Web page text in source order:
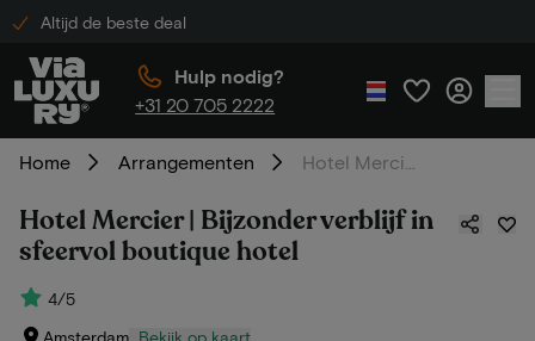
Altijd de beste deal
Hulp nodig?
+31 20 705 2222
Home Arrangementen
Hotel Mercier | Bijzonder verblijf in
sfeervol boutique hotel
4/5
Amsterdam Bekijk op kaart